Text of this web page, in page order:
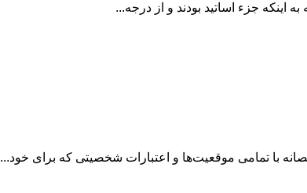
اینکه جزء اساتید بودند و از درجه...
با تمامی موقعیت‌ها و اعتبارات شخصیتی که برای خود...